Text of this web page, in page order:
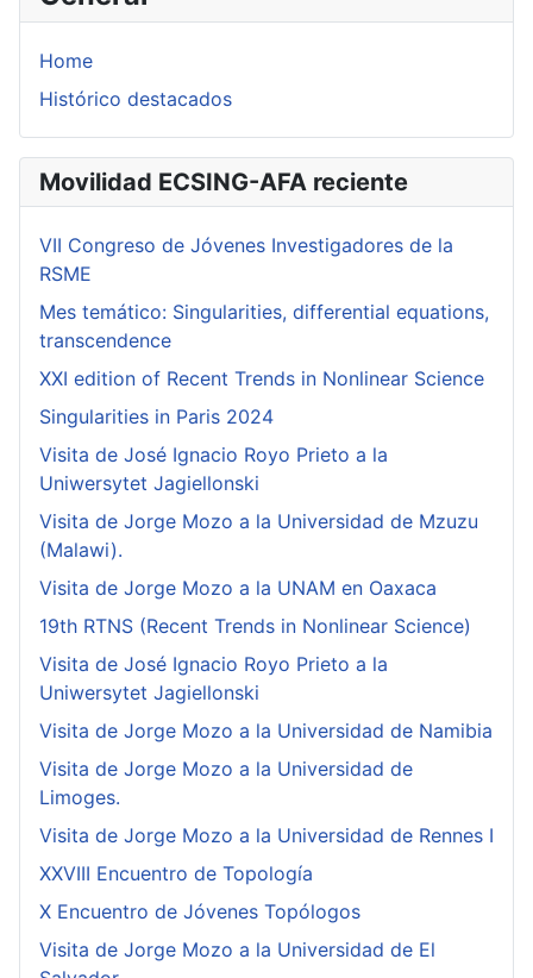
Home
Histórico destacados
Movilidad ECSING-AFA reciente
VII Congreso de Jóvenes Investigadores de la
RSME
Mes temático: Singularities, differential equations,
transcendence
XXI edition of Recent Trends in Nonlinear Science
Singularities in Paris 2024
Visita de José Ignacio Royo Prieto a la
Uniwersytet Jagiellonski
Visita de Jorge Mozo a la Universidad de Mzuzu
(Malawi).
Visita de Jorge Mozo a la UNAM en Oaxaca
19th RTNS (Recent Trends in Nonlinear Science)
Visita de José Ignacio Royo Prieto a la
Uniwersytet Jagiellonski
Visita de Jorge Mozo a la Universidad de Namibia
Visita de Jorge Mozo a la Universidad de
Limoges.
Visita de Jorge Mozo a la Universidad de Rennes I
XXVIII Encuentro de Topología
X Encuentro de Jóvenes Topólogos
Visita de Jorge Mozo a la Universidad de El